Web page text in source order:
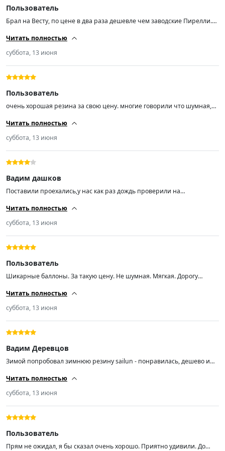
Пользователь
Брал на Весту, по цене в два раза дешевле чем заводские Пирелли.
Читать полностью
суббота, 13 июня
Пользователь
очень хорошая резина за свою цену. многие говорили что шумная,
не дорого, но качественную резину то только такие. ничего больше.
спасибо продавцу за быструю доставку.
Читать полностью
суббота, 13 июня
Вадим дашков
Поставили проехались,у нас как раз дождь проверили на
звезды из 5.
Читать полностью
суббота, 13 июня
Пользователь
Шикарные баллоны. За такую цену. Не шумная. Мягкая. Дорогу
Читать полностью
суббота, 13 июня
Вадим Деревцов
Зимой попробовал зимнюю резину sailun - понравилась, дешево и
почему нет) Вода, грязь, сухая дорога - все держит, как минимум для
такой цены. На скорости больше 100 в повороте немного
проскальзывает, но опять же, в большинстве случаев резины более
чем достаточно )
Читать полностью
суббота, 13 июня
Пользователь
Прям не ожидал, я бы сказал очень хорошо. Приятно удивили. До